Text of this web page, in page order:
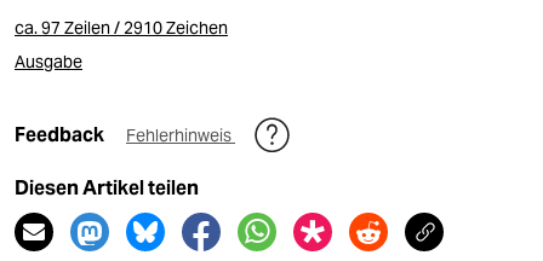
ca. 97 Zeilen / 2910 Zeichen
Ausgabe
Feedback Fehlerhinweis
Diesen Artikel teilen